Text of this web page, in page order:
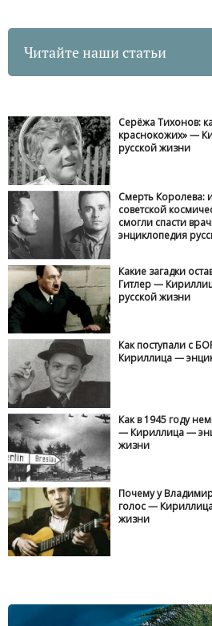
Читайте наши статьи
Серёжа Тихонов:
краснокожих» —
русской жизни
Смерть Королева:
советской
смогли спасти
энциклопедия
Какие загадки
Гитлер —
русской жизни
Как поступали с
Кириллица —
Как в 1945 году
— Кириллица —
жизни
Почему у
голос —
жизни